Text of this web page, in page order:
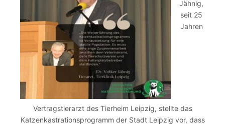
Jähnig,
seit 25
Jahren
Vertragstierarzt des Tierheim Leipzig, stellte das
Katzenkastrationsprogramm der Stadt Leipzig vor, dass